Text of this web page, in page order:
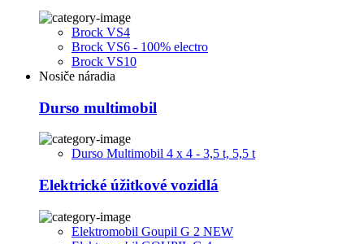
Brock VS4
Brock VS6 - 100% electro
Brock VS10
Nosiče náradia
Durso multimobil
Durso Multimobil 4 x 4 - 3,5 t, 5,5 t
Elektrické úžitkové vozidlá
Elektromobil Goupil G 2 NEW